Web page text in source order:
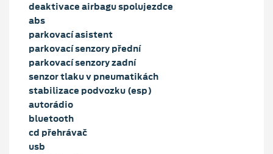
deaktivace airbagu spolujezdce
abs
parkovací asistent
parkovací senzory přední
parkovací senzory zadní
senzor tlaku v pneumatikách
stabilizace podvozku (esp)
autorádio
bluetooth
cd přehrávač
usb